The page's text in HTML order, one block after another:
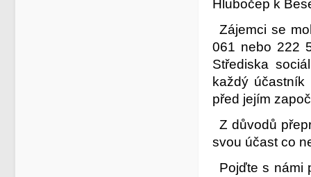
Hlubočep k
Zájemci se
061 nebo 222
Střediska
každý
před jejím
Z důvodů
svou účast co
Pojďte s námi